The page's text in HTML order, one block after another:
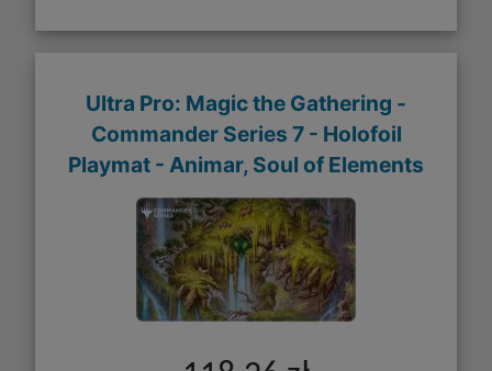
Ultra Pro: Magic the Gathering -
Commander Series 7 - Holofoil
Playmat - Animar, Soul of Elements